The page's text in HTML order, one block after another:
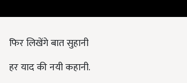
फिर लिखेंगे बात सुहानी
हर याद की नयी कहानी.